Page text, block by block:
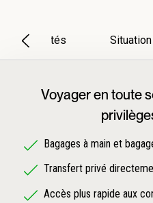
Particularités Situation
Voyager en toute
Bagages à main et
Transfert privé
Accès plus rapide aux